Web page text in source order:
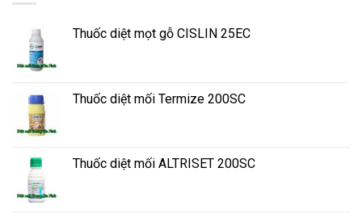
Thuốc diệt mọt gỗ CISLIN 25EC
Thuốc diệt mối Termize 200SC
Thuốc diệt mối ALTRISET 200SC